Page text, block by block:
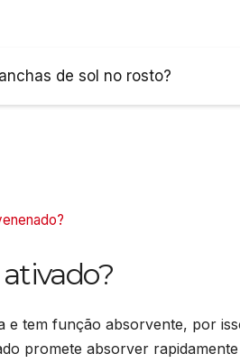
de sol no rosto?
e tem função absorvente, por
promete absorver